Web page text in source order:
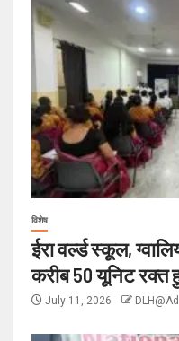
विशेष
ईरा वर्ल्ड स्कूल,
करीब 50 यूनिट
July 11, 2026